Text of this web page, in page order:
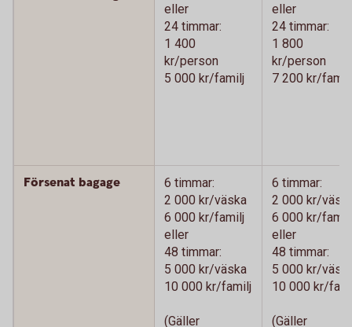
eller
24 timmar:
1 400
kr/person
5 000 kr/familj
eller
24 timmar:
1 800
kr/person
7 200 kr/familj
Försenat bagage
6 timmar:
2 000 kr/väska
6 000 kr/familj
eller
48 timmar:
5 000 kr/väska
10 000 kr/familj
(Gäller
6 timmar:
2 000 kr/
6 000 kr/familj
eller
48 timmar:
5 000 kr/
10 000 kr/
(Gäller